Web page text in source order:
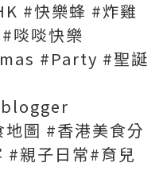
#快樂蜂 #炸雞
啖啖快樂
#Party #聖誕
圖 #香港美食分
#親子日常#育兒